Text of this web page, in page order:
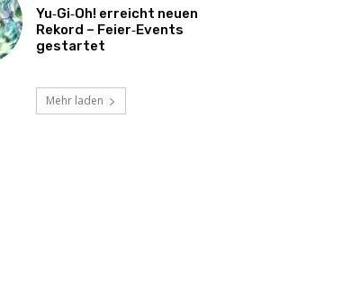
Yu‑Gi‑Oh! erreicht neuen
Rekord – Feier‑Events
gestartet
Mehr laden